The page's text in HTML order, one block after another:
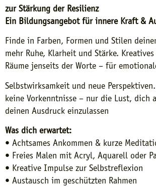
zur Stärkung der Resilienz
Ein Bildungsangebot für innere Kraft &
Finde in Farben, Formen und Stilen
mehr Ruhe, Klarheit und Stärke.
Räume jenseits der Worte – für
Selbstwirksamkeit und neue
keine Vorkenntnisse – nur die Lust, dich
deinen Ausdruck einzulassen
Was dich erwartet:
• Achtsames Ankommen & kurze
• Freies Malen mit Acryl, Aquarell oder
• Kreative Impulse zur Selbstreflexion
• Austausch im geschützten Rahmen